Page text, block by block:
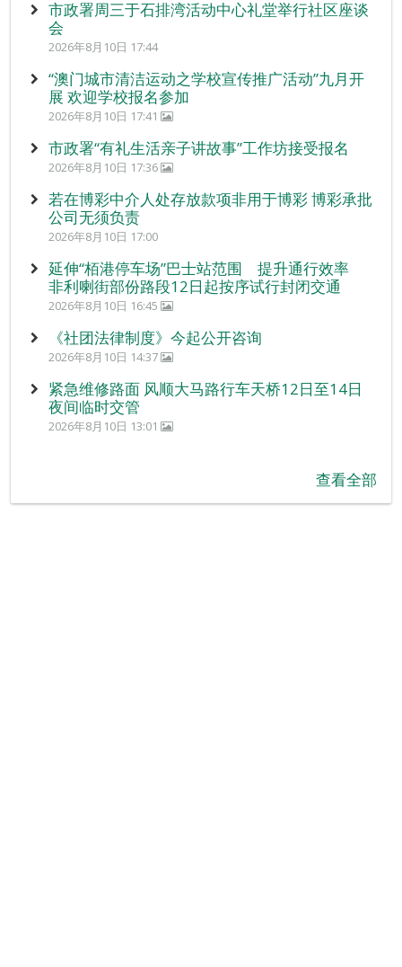
市政署周三于石排湾活动中心礼堂举行社区座谈
会
2026年8月10日 17:44
“澳门城市清洁运动之学校宣传推广活动”九月开
展 欢迎学校报名参加
2026年8月10日 17:41
市政署“有礼生活亲子讲故事”工作坊接受报名
2026年8月10日 17:36
若在博彩中介人处存放款项非用于博彩 博彩承批
公司无须负责
2026年8月10日 17:00
延伸“栢港停车场”巴士站范围 提升通行效率
非利喇街部份路段12日起按序试行封闭交通
2026年8月10日 16:45
《社团法律制度》今起公开咨询
2026年8月10日 14:37
紧急维修路面 风顺大马路行车天桥12日至14日
夜间临时交管
2026年8月10日 13:01
查看全部